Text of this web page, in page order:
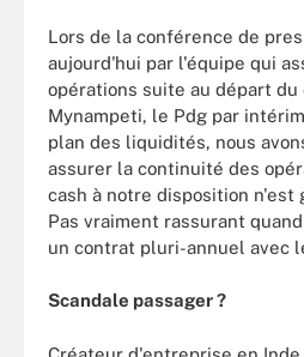
Lors de la conférence de
aujourd'hui par l'équipe qui
opérations suite au départ du
Mynampeti, le Pdg par
plan des liquidités, nous
assurer la continuité des
cash à notre disposition n'est
Pas vraiment rassurant
un contrat pluri-annuel avec
Scandale passager ?